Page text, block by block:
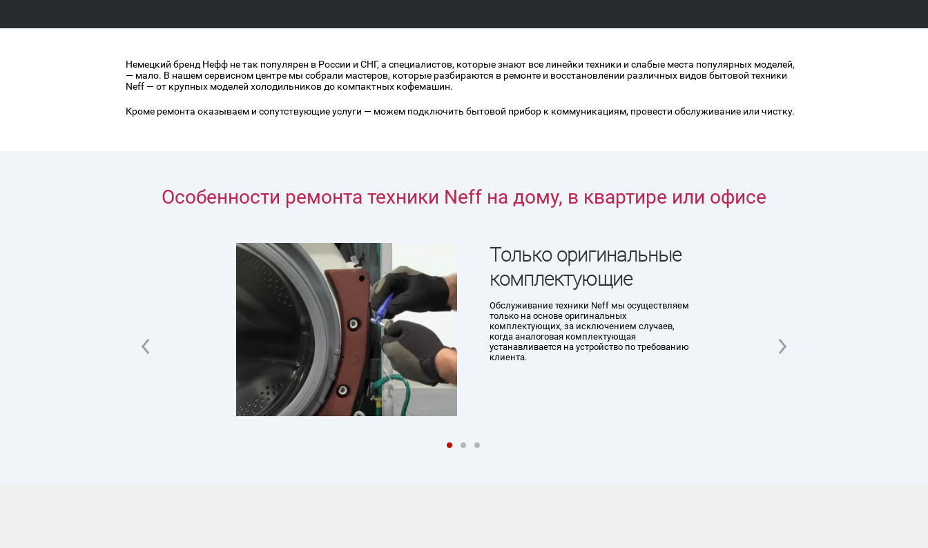
Немецкий бренд Нефф не так популярен в России и СНГ, а специалистов, которые знают все линейки техники и слабые места популярных моделей,
— мало. В нашем сервисном центре мы собрали мастеров, которые разбираются в ремонте и восстановлении различных видов бытовой техники
Neff — от крупных моделей холодильников до компактных кофемашин.
Кроме ремонта оказываем и сопутствующие услуги — можем подключить бытовой прибор к коммуникациям, провести обслуживание или чистку.
Особенности ремонта техники Neff на дому, в квартире или офисе
Только оригинальные
комплектующие
Обслуживание техники Neff мы осуществляем
только на основе оригинальных
комплектующих, за исключением случаев,
когда аналоговая комплектующая
устанавливается на устройство по требованию
Обсуждаем цену с
После бесплатной диагностики рассчитываем
окончательную стоимость в договоре.